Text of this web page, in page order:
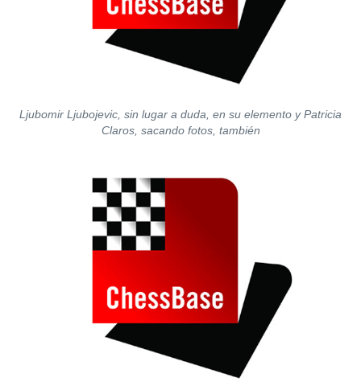
Ljubomir Ljubojevic, sin lugar a duda, en su elemento y Patricia
Claros, sacando fotos, también